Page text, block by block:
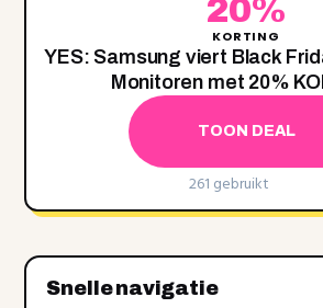
20%
KORTING
YES: Samsung viert Black
Monitoren met 20‌%
TOON DEAL
261 gebruikt
Snelle navigatie